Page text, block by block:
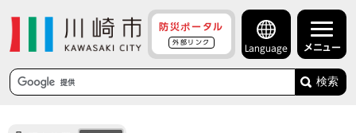
防災ポータル
外部リンク
Language メニュー
検索